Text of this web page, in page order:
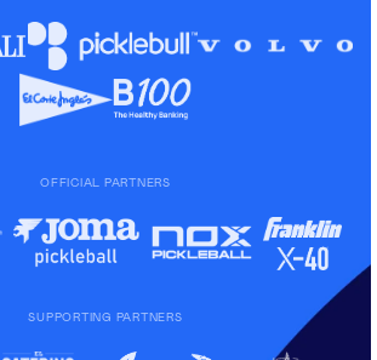
OFFICIAL PARTNERS
SUPPORTING PARTNERS